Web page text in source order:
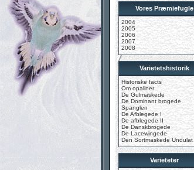
Vores Præmiefugle
2004
2005
2006
2007
2008
Varietetshistorik
Historiske facts
Om opaliner
De Gulmaskede
De Dominant brogede
Spanglen
De Afblegede I
De afblegede II
De Danskbrogede
De Lacewingede
Den Sortmaskede Undulat
Varieteter